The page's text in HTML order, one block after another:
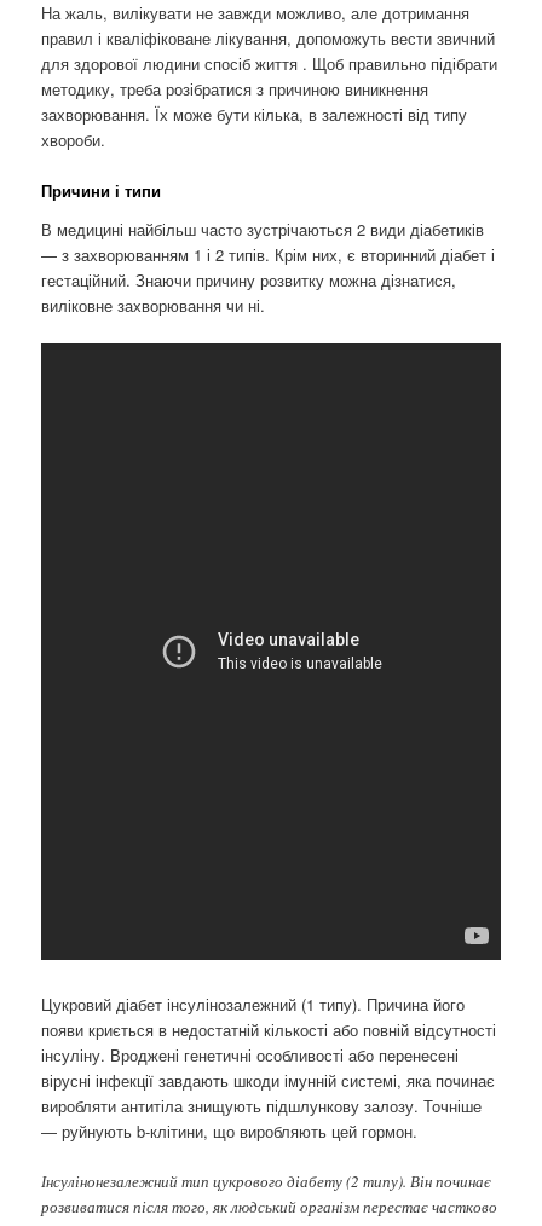
На жаль, вилікувати не завжди можливо, але дотримання
правил і кваліфіковане лікування, допоможуть вести звичний
для здорової людини спосіб життя . Щоб правильно підібрати
методику, треба розібратися з причиною виникнення
захворювання. Їх може бути кілька, в залежності від типу
хвороби.
Причини і типи
В медицині найбільш часто зустрічаються 2 види діабетиків
— з захворюванням 1 і 2 типів. Крім них, є вторинний діабет і
гестаційний. Знаючи причину розвитку можна дізнатися,
виліковне захворювання чи ні.
Цукровий діабет інсулінозалежний (1 типу). Причина його
появи криється в недостатній кількості або повній відсутності
інсуліну. Вроджені генетичні особливості або перенесені
вірусні інфекції завдають шкоди імунній системі, яка починає
виробляти антитіла знищують підшлункову залозу. Точніше
— руйнують b-клітини, що виробляють цей гормон.
Інсулінонезалежний тип цукрового діабету (2 типу). Він починає
розвиватися після того, як людський організм перестає частково